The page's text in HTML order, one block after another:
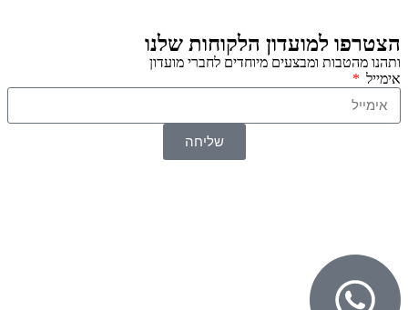
הצטרפו למועדון הלקוחות שלנו
ותהנו מהטבות ומבצעים מיוחדים לחברי מועדון
אימייל
שליחה